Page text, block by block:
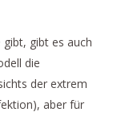
gibt, gibt es auch
die
der extrem
aber für